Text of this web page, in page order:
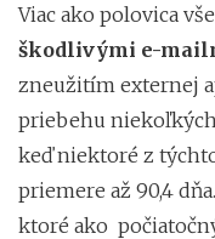
Viac ako polovica
škodlivými e-
zneužitím externej
priebehu niekoľkých
keď niektoré z
priemere až 90,4
ktoré ako